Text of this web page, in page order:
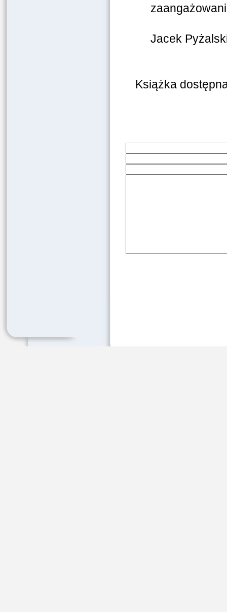
Jacek
Książka